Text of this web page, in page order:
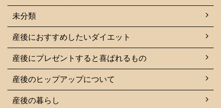
未分類
産後におすすめしたいダイエット
産後にプレゼントすると喜ばれるもの
産後のヒップアップについて
産後の暮らし